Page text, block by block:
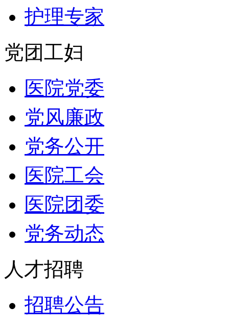
护理专家
党团工妇
医院党委
党风廉政
党务公开
医院工会
医院团委
党务动态
人才招聘
招聘公告